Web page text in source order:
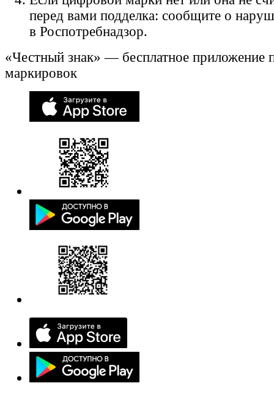
перед вами подделка: сообщите о
в Роспотребнадзор.
«Честный знак» — бесплатное приложение
маркировок